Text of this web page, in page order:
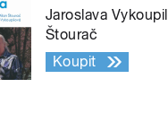
Jaroslava
Štourač
Koupit